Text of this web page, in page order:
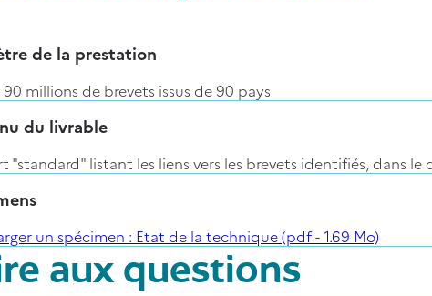
de la prestation
90 millions de brevets issus de 90 pays
du livrable
"standard" listant les liens vers les brevets identifiés, dans
livraison :PDF
livraison :courriel
un spécimen : Etat de la technique (pdf - 1.69 Mo)
aux questions